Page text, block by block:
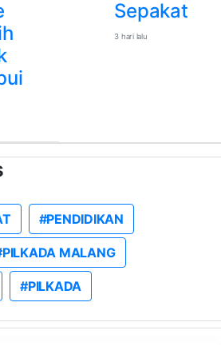
Sepakat
3 hari lalu
#PENDIDIKAN
MALANG
#PILKADA